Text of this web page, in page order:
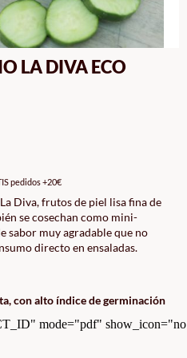
LA DIVA ECO
pedidos +20€
Diva, frutos de piel lisa fina de
se cosechan como mini-
sabor muy agradable que no
directo en ensaladas.
con alto índice de germinación
mode="pdf"